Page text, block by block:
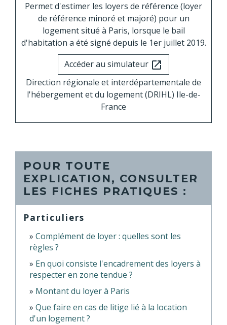
Permet d'estimer les loyers de référence (loyer
de référence minoré et majoré) pour un
logement situé à Paris, lorsque le bail
d'habitation a été signé depuis le 1erjuillet 2019.
Accéder au simulateur open_in_new
Direction régionale et interdépartementale de
l'hébergement et du logement (DRIHL) Ile-de-
France
POUR TOUTE
EXPLICATION, CONSULTER
LES FICHES PRATIQUES :
Particuliers
Complément de loyer : quelles sont les
règles ?
En quoi consiste l'encadrement des loyers à
respecter en zone tendue ?
Montant du loyer à Paris
Que faire en cas de litige lié à la location
d'un logement ?